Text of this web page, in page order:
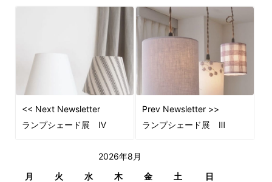
<< Next Newsletter
ランプシェード展 Ⅳ
Prev Newsletter >>
ランプシェード展 Ⅲ
2026年8月
月
火 水 木 金 土 日